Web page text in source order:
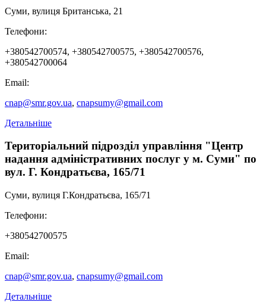
Суми, вулиця Британська, 21
Телефони:
+380542700574, +380542700575, +380542700576,
+380542700064
Email:
cnap@smr.gov.ua, cnapsumy@gmail.com
Детальніше
Територіальний підрозділ управління "Центр
надання адміністративних послуг у м. Суми" по
вул. Г. Кондратьєва, 165/71
Суми, вулиця Г.Кондратьєва, 165/71
Телефони:
+380542700575
Email:
cnap@smr.gov.ua, cnapsumy@gmail.com
Детальніше